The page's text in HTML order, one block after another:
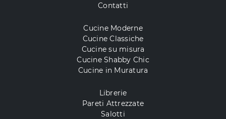
Contatti
Cucine Moderne
Cucine Classiche
Cucine su misura
Cucine Shabby Chic
Cucine in Muratura
Librerie
Pareti Attrezzate
Salotti